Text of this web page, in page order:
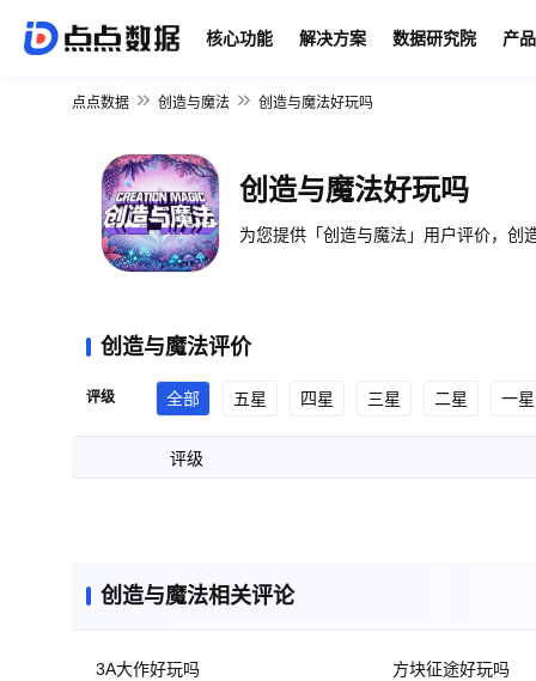
核心功能 解决方案 数据研究院 产
点点数据 创造与魔法 创造与魔法好玩吗
创造与魔法好玩吗
为您提供「创造与魔法」用户评价，创
创造与魔法评价
评级 全部 五星 四星 三星 二星 一星
评级
创造与魔法相关评论
3A大作好玩吗 方块征途好玩吗